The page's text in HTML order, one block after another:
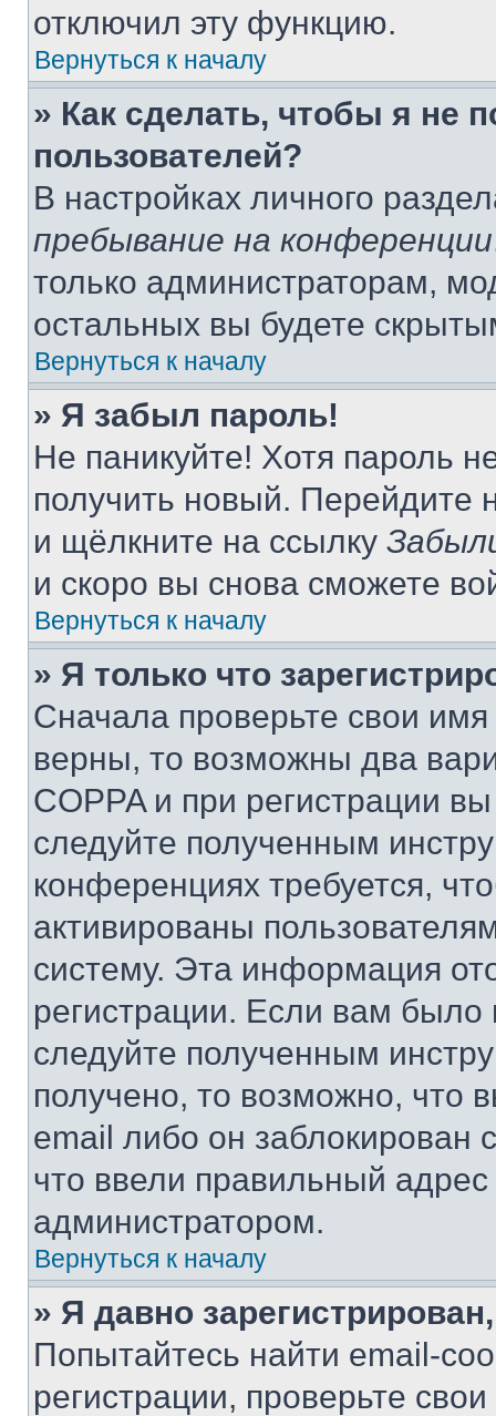
отключил эту функцию.
Вернуться к началу
» Как сделать, чтобы я не
пользователей?
В настройках личного
пребывание на конференции
только администраторам,
остальных вы будете
Вернуться к началу
» Я забыл пароль!
Не паникуйте! Хотя пароль
получить новый. Перейдите
и щёлкните на ссылку
и скоро вы снова сможете
Вернуться к началу
» Я только что
Сначала проверьте свои
верны, то возможны два
COPPA и при регистрации
следуйте полученным
конференциях требуется,
активированы
систему. Эта информация
регистрации. Если вам
следуйте полученным
получено, то возможно, что
email либо он
что ввели правильный адрес
администратором.
Вернуться к началу
» Я давно
Попытайтесь найти email-
регистрации, проверьте